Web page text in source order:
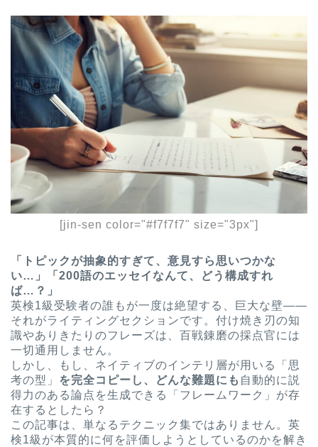
[jin-sen color="#f7f7f7" size="3px"]
「トピックが抽象的すぎて、意見すら思いつかな
い…」「200語のエッセイなんて、どう構成すれ
ば…？」
英検1級受験者の誰もが一度は絶望する、巨大な壁——
それがライティングセクションです。付け焼き刃の知
識やありきたりのフレーズは、百戦錬磨の採点官には
一切通用しません。
しかし、もし、ネイティブのインテリ層が用いる「思
考の型」 を完全コピーし、どんな難題にも 自動的に説
得力のある論点を生成できる「フレームワーク」が存
在するとしたら？
この記事は、単なるテクニック集ではありません。英
検1級が本質的に何を評価しようとしているのかを解き